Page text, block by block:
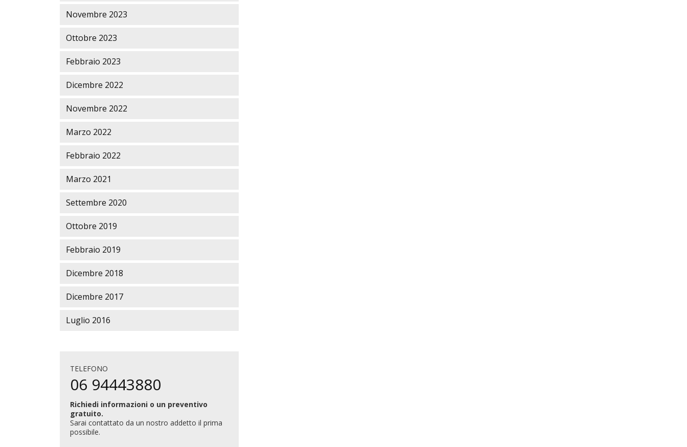
Novembre 2023
Ottobre 2023
Febbraio 2023
Dicembre 2022
Novembre 2022
Marzo 2022
Febbraio 2022
Marzo 2021
Settembre 2020
Ottobre 2019
Febbraio 2019
Dicembre 2018
Dicembre 2017
Luglio 2016
TELEFONO
06 94443880
Richiedi informazioni o un preventivo
gratuito.
Sarai contattato da un nostro addetto il prima
possibile.